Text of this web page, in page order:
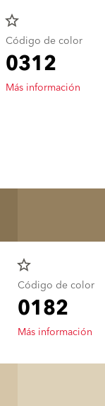
star_border
Código de color
0312
Más información
star_border
Código de color
0182
Más información